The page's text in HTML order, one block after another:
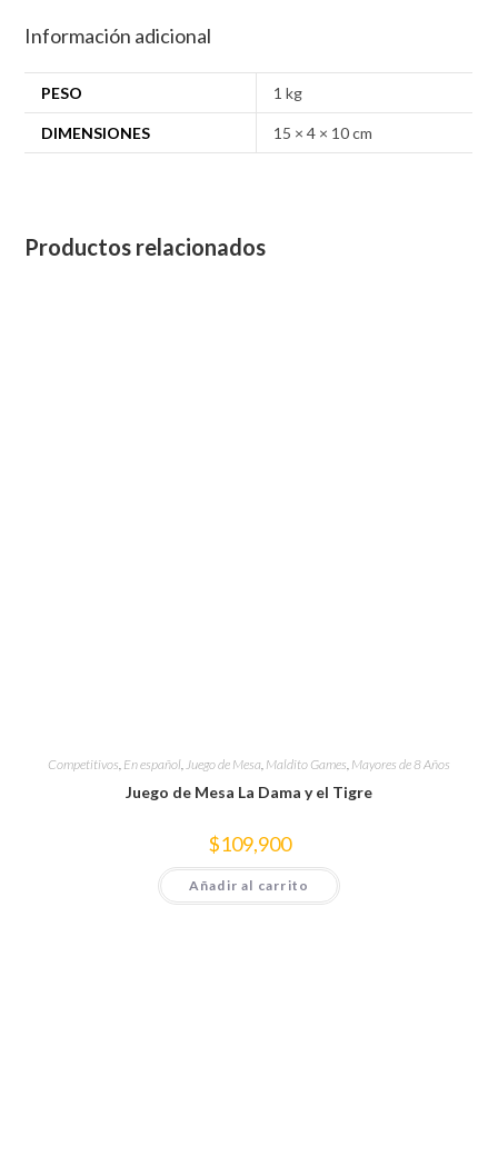
Información adicional
PESO 1 kg
DIMENSIONES 15 × 4 × 10 cm
Productos relacionados
Competitivos En español Juego de Mesa Maldito Games Mayores de 8 Años
Juego de Mesa La Dama y el Tigre
$109,900
Añadir al carrito